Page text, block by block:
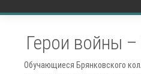
Герои войны
Обучающиеся Брянковского